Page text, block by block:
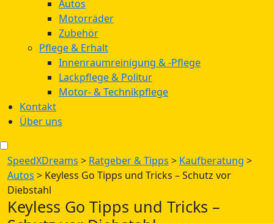
Autos
Motorräder
Zubehör
Pflege & Erhalt
Innenraumreinigung & -Pflege
Lackpflege & Politur
Motor- & Technikpflege
Kontakt
Über uns
SpeedXDreams > Ratgeber & Tipps > Kaufberatung >
Autos > Keyless Go Tipps und Tricks – Schutz vor
Diebstahl
Keyless Go Tipps und Tricks –